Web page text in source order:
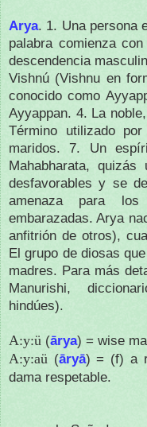
Arya. 1. Una persona
palabra comienza
descendencia
Vishnú (Vishnu en
conocido como
Ayyappan. 4. La
Término utilizado
maridos.7. Un
Mahabharata,
desfavorables y se
amenaza para
embarazadas.Arya
anfitrión de otros),
El grupo de diosas
madres. Para más
Manurishi,
hindúes).
A:y:ü (ārya) = wise
A:y:aü (āryā) = (f) a
dama respetable.